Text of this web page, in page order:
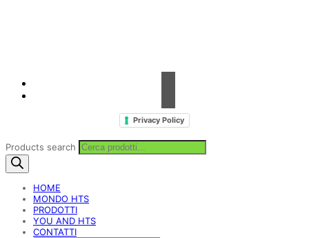
Privacy Policy
Products search
HOME
MONDO HTS
PRODOTTI
YOU AND HTS
CONTATTI